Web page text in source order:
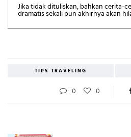
Jika tidak dituliskan, bahkan cerita-
dramatis sekali pun akhirnya akan
TIPS TRAVELING
0 0